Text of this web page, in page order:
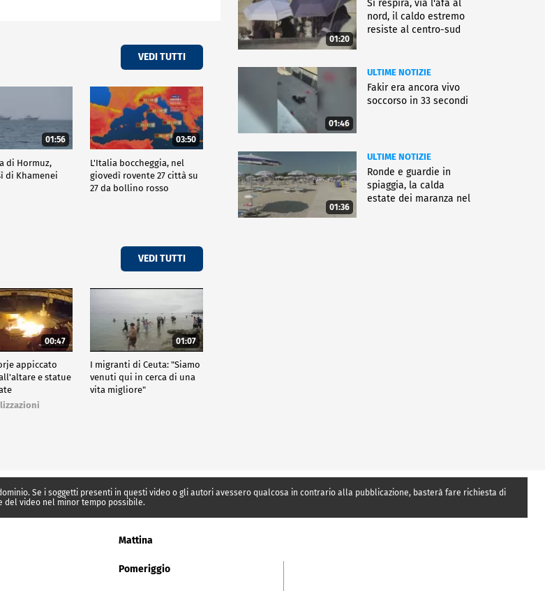
VEDI TUTTI
01:56
di Hormuz,
di Khamenei
03:50
L'Italia boccheggia, nel
giovedì rovente 27 città su
27 da bollino rosso
VEDI TUTTI
00:47
appiccato
e statue
01:07
I migranti di Ceuta: "Siamo
venuti qui in cerca di una
vita migliore"
01:20
Si respira, via l'afa al
nord, il caldo estremo
resiste al centro-sud
01:46
ULTIME NOTIZIE
Fakir era ancora vivo
soccorso in 33 secondi
01:36
ULTIME NOTIZIE
Ronde e guardie in
spiaggia, la calda
estate dei maranza nel
Se i soggetti presenti in questi video o gli autori avessero qualcosa in contrario alla pubblicazione, basterà fare richiesta di
del video nel minor tempo possibile.
Mattina
Pomeriggio